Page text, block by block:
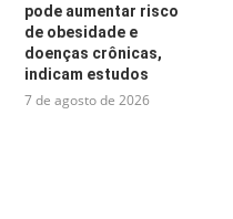
pode aumentar risco
de obesidade e
doenças crônicas,
indicam estudos
7 de agosto de 2026